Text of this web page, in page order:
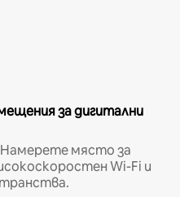
за дигитални
място за
Wi-Fi и